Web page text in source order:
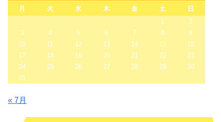
月 火 水 木 金 土
日
1
2
3
4 5 6 7 8
9
10
11 12 13 14 15
16
17
18 19 20 21 22
23
24
25 26 27 28 29
30
31
« 7月